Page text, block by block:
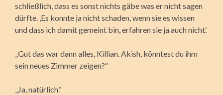
schließlich, dass es sonst nichts gäbe was er nicht sagen
dürfte. ‚Es konnte ja nicht schaden, wenn sie es wissen
und dass ich damit gemeint bin, erfahren sie ja auch nicht.‘
„Gut das war dann alles, Killian. Akish, könntest du ihm
sein neues Zimmer zeigen?“
„Ja, natürlich.“